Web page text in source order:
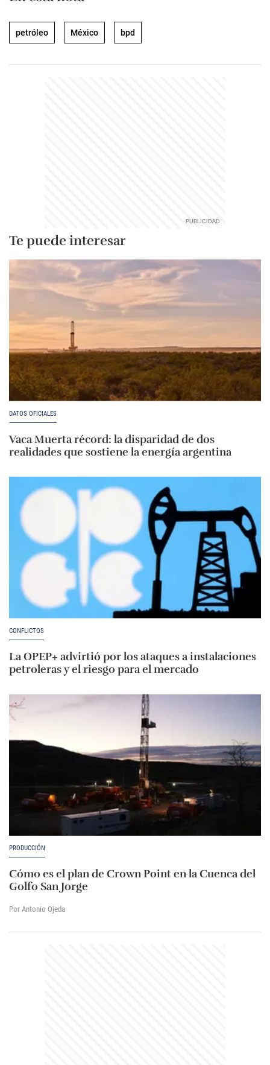
petróleo México bpd
Te puede interesar
DATOS OFICIALES
Vaca Muerta récord: la disparidad de dos
realidades que sostiene la energía argentina
CONFLICTOS
La OPEP+ advirtió por los ataques a instalaciones
petroleras y el riesgo para el mercado
PRODUCCIÓN
Cómo es el plan de Crown Point en la Cuenca del
Golfo San Jorge
Por Antonio Ojeda